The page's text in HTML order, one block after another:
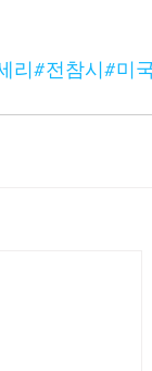
리 #전참시 #미